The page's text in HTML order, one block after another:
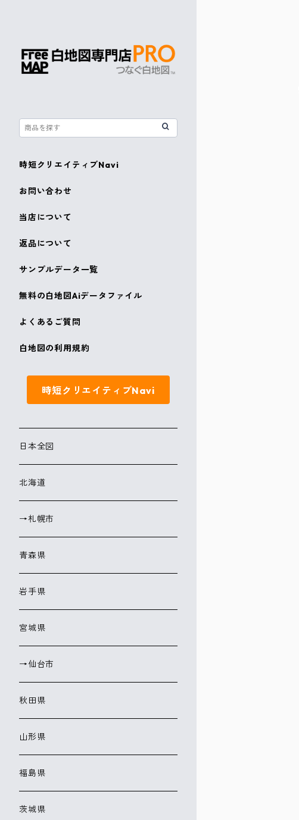
時短クリエイティブNavi
お問い合わせ
当店について
返品について
サンプルデータ一覧
無料の白地図Aiデータファイル
よくあるご質問
白地図の利用規約
時短クリエイティブNavi
日本全図
北海道
→札幌市
青森県
岩手県
宮城県
→仙台市
秋田県
山形県
福島県
茨城県